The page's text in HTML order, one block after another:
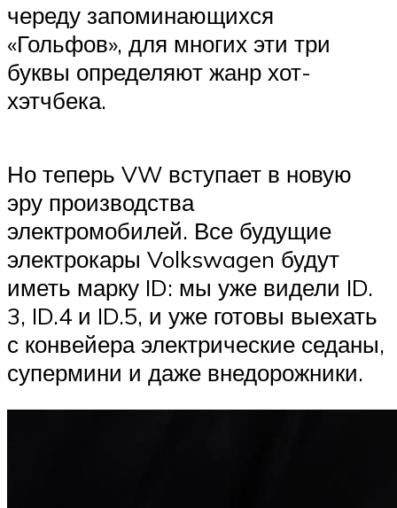
Меню
череду запоминающихся
«Гольфов», для многих эти три
буквы определяют жанр хот-
хэтчбека.
Но теперь VW вступает в новую
эру производства
электромобилей. Все будущие
электрокары Volkswagen будут
иметь марку ID: мы уже видели ID.
3, ID.4 и ID.5, и уже готовы выехать
с конвейера электрические седаны,
супермини и даже внедорожники.